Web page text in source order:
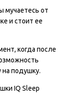
мучаетесь от
и стоит ее
когда после
на подушку.
IQ Sleep